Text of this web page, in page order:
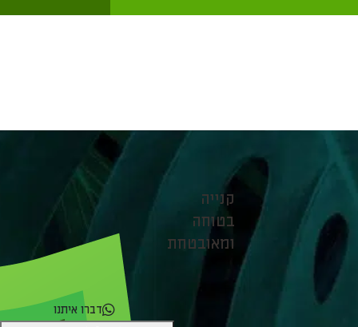
קנייה
בטוחה
ומאובטחת
דברו איתנו